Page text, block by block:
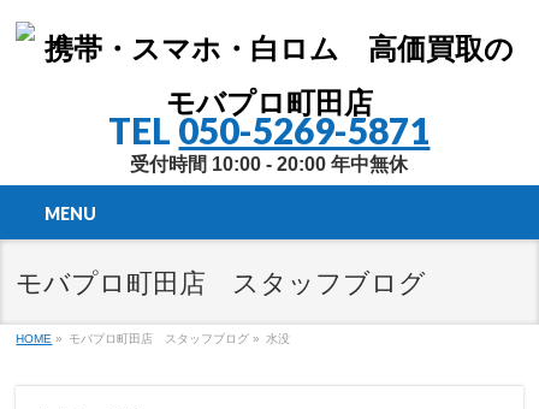
TEL 050-5269-5871
受付時間 10:00 - 20:00 年中無休
MENU
モバプロ町田店 スタッフブログ
HOME » モバプロ町田店 スタッフブログ » 水没